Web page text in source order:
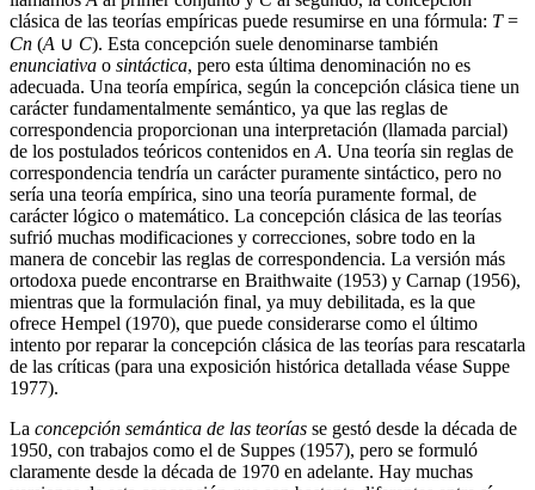
clásica de las teorías empíricas puede resumirse en una fórmula: T=
Cn (A ∪ C). Esta concepción suele denominarse también
enunciativa o sintáctica, pero esta última denominación no es
adecuada. Una teoría empírica, según la concepción clásica tiene un
carácter fundamentalmente semántico, ya que las reglas de
correspondencia proporcionan una interpretación (llamada parcial)
de los postulados teóricos contenidos en A. Una teoría sin reglas de
correspondencia tendría un carácter puramente sintáctico, pero no
sería una teoría empírica, sino una teoría puramente formal, de
carácter lógico o matemático. La concepción clásica de las teorías
sufrió muchas modificaciones y correcciones, sobre todo en la
manera de concebir las reglas de correspondencia. La versión más
ortodoxa puede encontrarse en Braithwaite (1953) y Carnap (1956),
mientras que la formulación final, ya muy debilitada, es la que
ofrece Hempel (1970), que puede considerarse como el último
intento por reparar la concepción clásica de las teorías para rescatarla
de las críticas (para una exposición histórica detallada véase Suppe
1977).
La concepción semántica de las teorías se gestó desde la década de
1950, con trabajos como el de Suppes (1957), pero se formuló
claramente desde la década de 1970 en adelante. Hay muchas